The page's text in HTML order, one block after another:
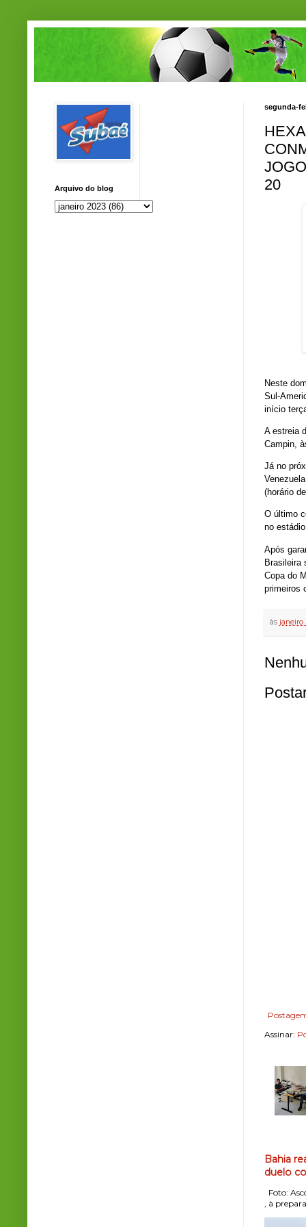
segunda-
20
Neste
Sul-
início
A estreia
Campin,
Já no
(horário
O último
no
Após
Brasileira
Copa do
primeiros
às janeiro
Assinar:
Bahia
duelo
Foto:
, à
Arquivo do blog